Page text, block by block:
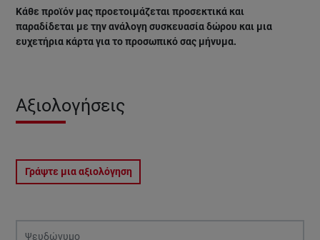
Κάθε προϊόν μας προετοιμάζεται προσεκτικά και
παραδίδεται με την ανάλογη συσκευασία δώρου και μια
ευχετήρια κάρτα για το προσωπικό σας μήνυμα.
Αξιολογήσεις
Γράψτε μια αξιολόγηση